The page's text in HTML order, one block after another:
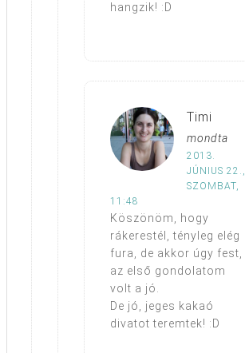
hangzik! :D
Timi
mondta
2013.
JÚNIUS 22.,
SZOMBAT,
11:48
Köszönöm, hogy
rákerestél, tényleg elég
fura, de akkor úgy fest,
az első gondolatom
volt a jó.
De jó, jeges kakaó
divatot teremtek! :D